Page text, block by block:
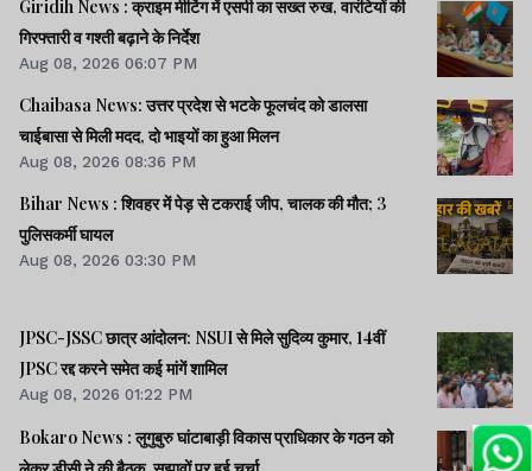
Giridih News : क्राइम मीटिंग में एसपी का सख्त रुख, वारंटियों की
गिरफ्तारी व गश्ती बढ़ाने के निर्देश
Aug 08, 2026 06:07 PM
Chaibasa News: उत्तर प्रदेश से भटके फूलचंद को डालसा
चाईबासा से मिली मदद, दो भाइयों का हुआ मिलन
Aug 08, 2026 08:36 PM
Bihar News : शिवहर में पेड़ से टकराई जीप, चालक की मौत; 3
पुलिसकर्मी घायल
Aug 08, 2026 03:30 PM
JPSC-JSSC छात्र आंदोलन: NSUI से मिले सुदिव्य कुमार, 14वीं
JPSC रद्द करने समेत कई मांगें शामिल
Aug 08, 2026 01:22 PM
Bokaro News : लुगुबुरु घांटाबाड़ी विकास प्राधिकार के गठन को